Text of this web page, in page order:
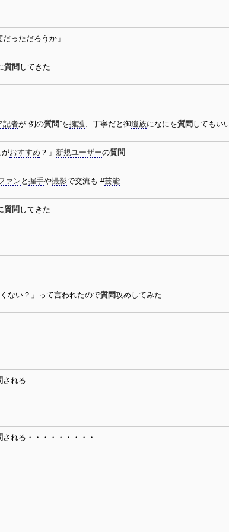
っただろうか」
質問 してきた
記者が”例の質問”を擁護、丁寧だと御遺族になにを質問 してもい
がおすすめ ？」 新規ユーザーの質問
ァンと 握手や撮影で交流も #芸能
質問 してきた
ない？」って言われたので質問攻めしてみた
される
される・・・・・・・・・